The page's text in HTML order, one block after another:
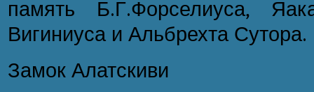
память Б.Г.Форселиуса,
Вигиниуса и Альбрехта Сутора.
Замок Алатскиви